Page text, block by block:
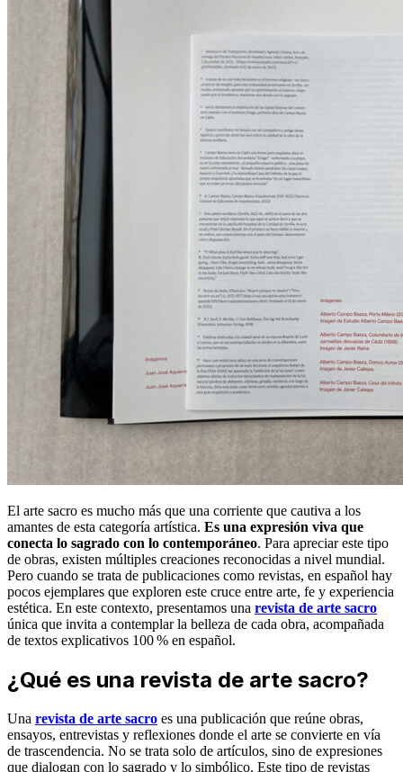
El arte sacro es mucho más que una corriente que cautiva a los
amantes de esta categoría artística. Es una expresión viva que
conecta lo sagrado con lo contemporáneo. Para apreciar este tipo
de obras, existen múltiples creaciones reconocidas a nivel mundial.
Pero cuando se trata de publicaciones como revistas, en español hay
pocos ejemplares que exploren este cruce entre arte, fe y experiencia
estética. En este contexto, presentamos una revista de arte sacro
única que invita a contemplar la belleza de cada obra, acompañada
de textos explicativos 100 % en español.
¿Qué es una revista de arte sacro?
Una revista de arte sacro es una publicación que reúne obras,
ensayos, entrevistas y reflexiones donde el arte se convierte en vía
de trascendencia. No se trata solo de artículos, sino de expresiones
que dialogan con lo sagrado y lo simbólico. Este tipo de revistas